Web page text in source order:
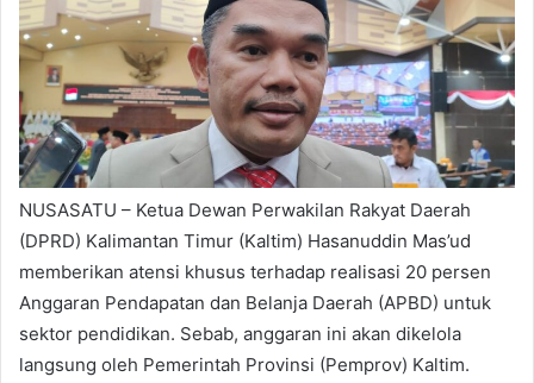
NUSASATU – Ketua Dewan Perwakilan Rakyat Daerah
(DPRD) Kalimantan Timur (Kaltim) Hasanuddin Mas’ud
memberikan atensi khusus terhadap realisasi 20 persen
Anggaran Pendapatan dan Belanja Daerah (APBD) untuk
sektor pendidikan. Sebab, anggaran ini akan dikelola
langsung oleh Pemerintah Provinsi (Pemprov) Kaltim.